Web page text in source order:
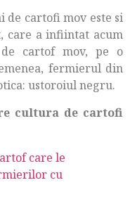
cartofi mov este si
care a infiintat acum
cartof mov, pe o
fermierul din
ustoroiul negru.
cultura de cartofi
care le
cu